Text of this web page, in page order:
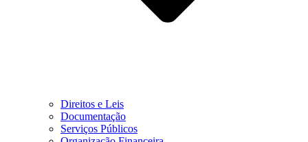
Direitos e Leis
Documentação
Serviços Públicos